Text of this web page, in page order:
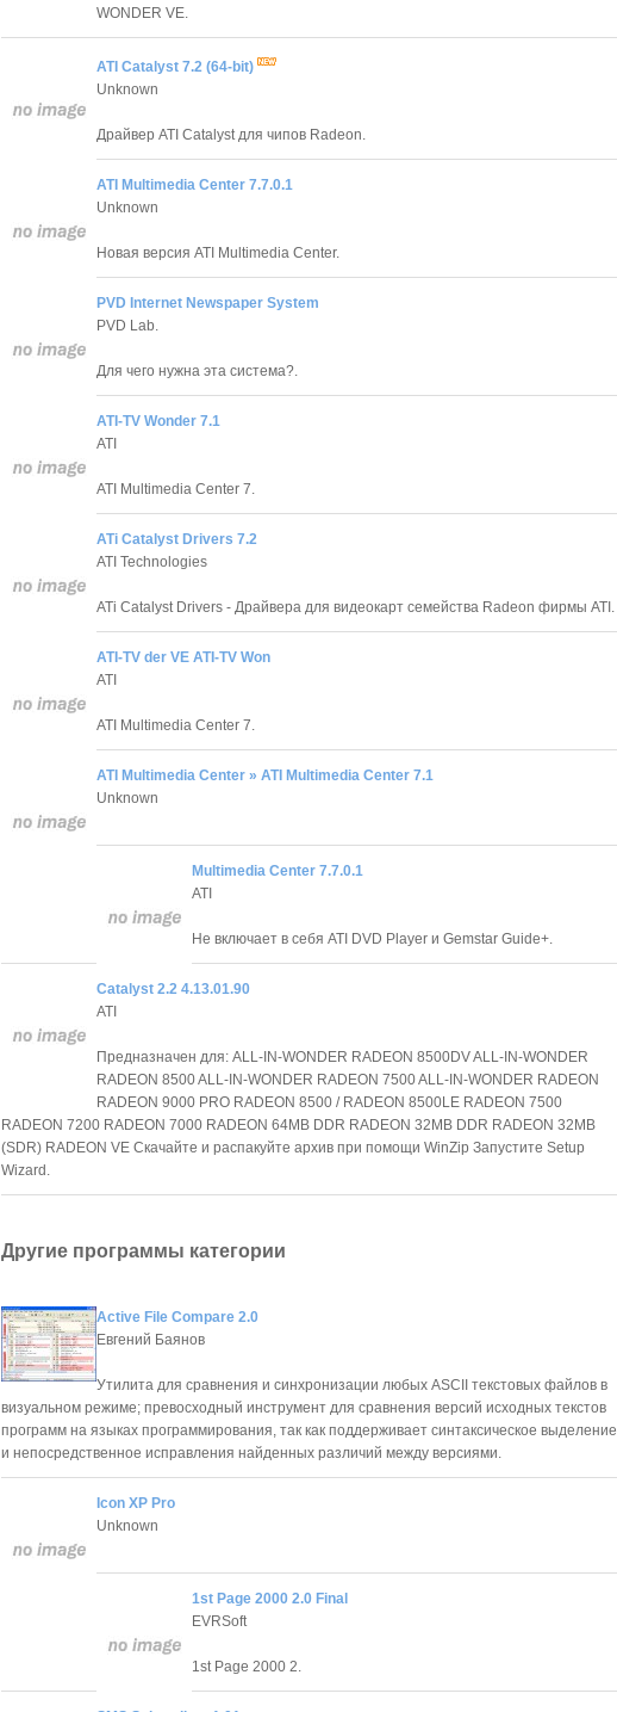
WONDER VE.
ATI Catalyst 7.2 (64-bit)
Unknown
Драйвер ATI Catalyst для чипов Radeon.
ATI Multimedia Center 7.7.0.1
Unknown
Новая версия ATI Multimedia Center.
PVD Internet Newspaper System
PVD Lab.
Для чего нужна эта система?.
ATI-TV Wonder 7.1
ATI
ATI Multimedia Center 7.
ATi Catalyst Drivers 7.2
ATI Technologies
ATi Catalyst Drivers - Драйвера для видеокарт семейства Radeon фирмы ATI.
ATI-TV der VE ATI-TV Won
ATI
ATI Multimedia Center 7.
ATI Multimedia Center » ATI Multimedia Center 7.1
Unknown
Multimedia Center 7.7.0.1
ATI
Не включает в себя ATI DVD Player и Gemstar Guide+.
Catalyst 2.2 4.13.01.90
ATI
Предназначен для: ALL-IN-WONDER RADEON 8500DV ALL-IN-WONDER
RADEON 8500 ALL-IN-WONDER RADEON 7500 ALL-IN-WONDER RADEON
RADEON 9000 PRO RADEON 8500 / RADEON 8500LE RADEON 7500
RADEON 7200 RADEON 7000 RADEON 64MB DDR RADEON 32MB DDR RADEON 32MB
(SDR) RADEON VE Скачайте и распакуйте архив при помощи WinZip Запустите Setup
Wizard.
Другие программы категории
Active File Compare 2.0
Евгений Баянов
Утилита для сравнения и синхронизации любых ASCII текстовых файлов в
визуальном режиме; превосходный инструмент для сравнения версий исходных текстов
программ на языках программирования, так как поддерживает синтаксическое выделение
и непосредственное исправления найденных различий между версиями.
Icon XP Pro
Unknown
1st Page 2000 2.0 Final
EVRSoft
1st Page 2000 2.